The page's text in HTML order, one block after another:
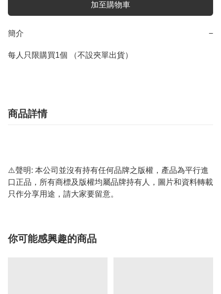
加至購物車
簡介 −
每人只限購買1個 （不設夾單出貨）
商品詳情
⚠️聲明: 本公司並沒有持有任何品牌之版權，產品為平行進
口正品，所有商標及版權均屬品牌持有人，圖片和資料轉載
只作分享用途，請大家要留意。
你可能感興趣的商品